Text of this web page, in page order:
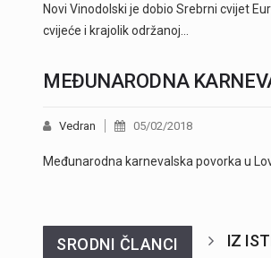
Novi Vinodolski je dobio Srebrni cvijet
cvijeće i krajolik održanoj…
MEĐUNARODNA
Vedran 05/02/2018
Međunarodna karnevalska povorka u
SRODNI ČLANCI IZ